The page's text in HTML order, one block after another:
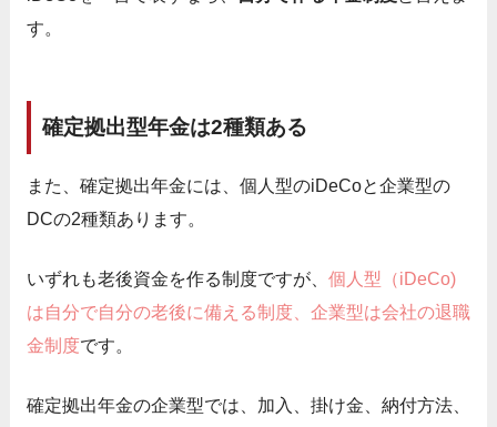
す。
確定拠出型年金は2種類ある
また、確定拠出年金には、個人型のiDeCoと企業型の
DCの2種類あります。
いずれも老後資金を作る制度ですが、 個人型（iDeCo)
は自分で自分の老後に備える制度、企業型は会社の退職
金制度です。
確定拠出年金の企業型では、加入、掛け金、納付方法、